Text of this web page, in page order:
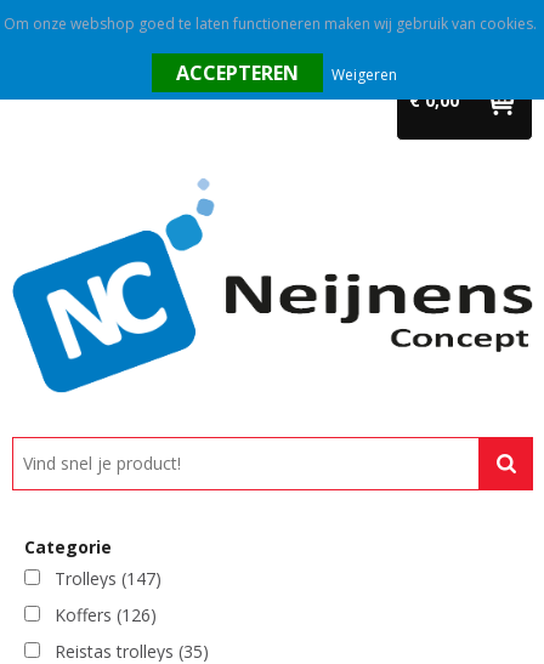
€ 0,00
Promotietextiel
Tassen
Alle categorieën
Custom made
Categorie
Trolleys (147)
Koffers (126)
Reistas trolleys (35)
Om onze webshop goed te laten functioneren maken wij gebruik van cookies.
Weigeren